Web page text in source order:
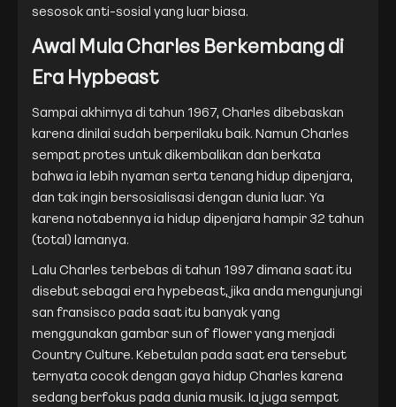
sesosok anti-sosial yang luar biasa.
Awal Mula Charles Berkembang di
Era Hypbeast
Sampai akhirnya di tahun 1967, Charles dibebaskan
karena dinilai sudah berperilaku baik. Namun Charles
sempat protes untuk dikembalikan dan berkata
bahwa ia lebih nyaman serta tenang hidup dipenjara,
dan tak ingin bersosialisasi dengan dunia luar. Ya
karena notabennya ia hidup dipenjara hampir 32 tahun
(total) lamanya.
Lalu Charles terbebas di tahun 1997 dimana saat itu
disebut sebagai era hypebeast, jika anda mengunjungi
san fransisco pada saat itu banyak yang
menggunakan gambar sun of flower yang menjadi
Country Culture. Kebetulan pada saat era tersebut
ternyata cocok dengan gaya hidup Charles karena
sedang berfokus pada dunia musik. Ia juga sempat